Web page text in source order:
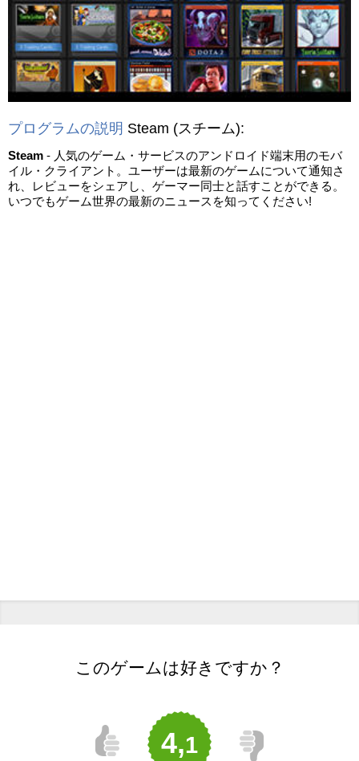
プログラムの説明 Steam (スチーム):
Steam - 人気のゲーム・サービスのアンドロイド端末用のモバ
イル・クライアント。ユーザーは最新のゲームについて通知さ
れ、レビューをシェアし、ゲーマー同士と話すことができる。
いつでもゲーム世界の最新のニュースを知ってください!
このゲームは好きですか？
4,1